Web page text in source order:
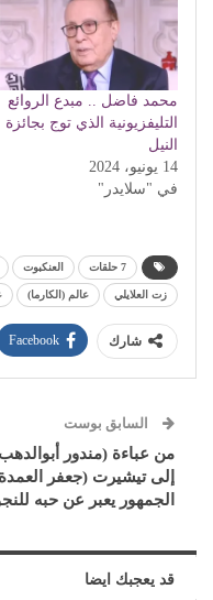
محمد فاضل .. مبدع الروائع
التليفزيونية الذي توج بجائزة
النيل
14 يونيو، 2024
في "سلايدر"
7 حلقات العنكبوت
زت العلايلي عالم (الكارما)
شارك Facebook
السابق بوست
من عباءة (مندور
إلى تيشيرت (جعفر
الجمهور يعبر عن حبه
قد يعجبك ايضا